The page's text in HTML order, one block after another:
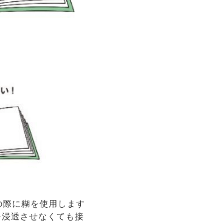
際に糊を使用します
透させなくても接